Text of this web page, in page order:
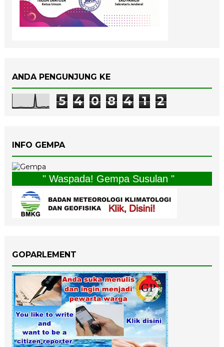
ANDA PENGUNJUNG KE
5 4 0 8 4 1 2
INFO GEMPA
" Waspada! Gempa Susulan "
GOPARLEMENT